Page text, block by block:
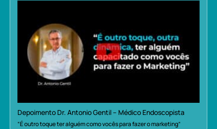
Depoimento Dr. Antonio Gentil – Médico Endoscopista
“É outro toque ter alguém como vocês para fazer o marketing”